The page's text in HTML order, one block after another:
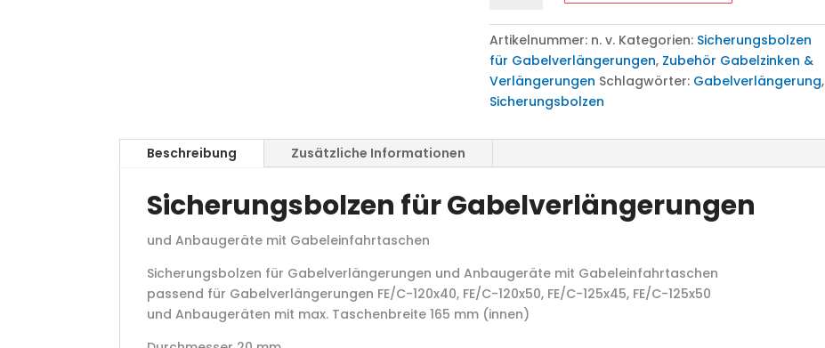
Menge
Artikelnummer: n. v. Kategorien: Sicherungsbolzen
für Gabelverlängerungen, Zubehör Gabelzinken &
Verlängerungen Schlagwörter: Gabelverlängerung,
Sicherungsbolzen
Beschreibung Zusätzliche Informationen
Sicherungsbolzen für Gabelverlängerungen
und Anbaugeräte mit Gabeleinfahrtaschen
Sicherungsbolzen für Gabelverlängerungen und Anbaugeräte mit Gabeleinfahrtaschen
passend für Gabelverlängerungen FE/C-120x40, FE/C-120x50, FE/C-125x45, FE/C-125x50
und Anbaugeräten mit max. Taschenbreite 165 mm (innen)